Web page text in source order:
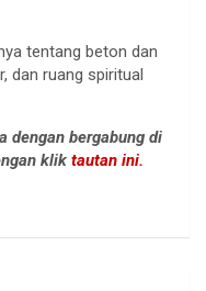
tentang beton dan
dan ruang spiritual
dengan bergabung di
klik tautan ini.